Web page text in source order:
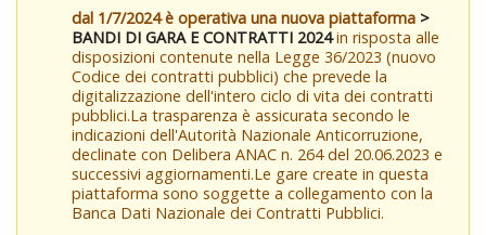
dal 1/7/2024 è operativa una nuova piattaforma >
BANDI DI GARA E CONTRATTI 2024in risposta alle
disposizioni contenute nella Legge 36/2023 (nuovo
Codice dei contratti pubblici) che prevede la
digitalizzazione dell'intero ciclo di vita dei contratti
pubblici.La trasparenza è assicurata secondo le
indicazioni dell'Autorità Nazionale Anticorruzione,
declinate con Delibera ANAC n. 264 del 20.06.2023 e
successivi aggiornamenti.Le gare create in questa
piattaforma sono soggette a collegamento con la
Banca Dati Nazionale dei Contratti Pubblici.